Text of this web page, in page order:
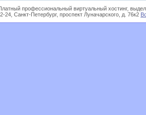
профессиональный виртуальный хостинг,
24, Санкт-Петербург, проспект Луначарского, д. 76к2